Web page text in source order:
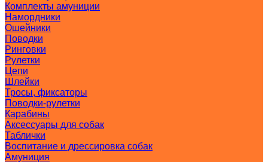
Комплекты амуниции
Намордники
Ошейники
Поводки
Ринговки
Рулетки
Цепи
Шлейки
Тросы, фиксаторы
Поводки-рулетки
Карабины
Аксессуары для собак
Таблички
Воспитание и дрессировка собак
Амуниция